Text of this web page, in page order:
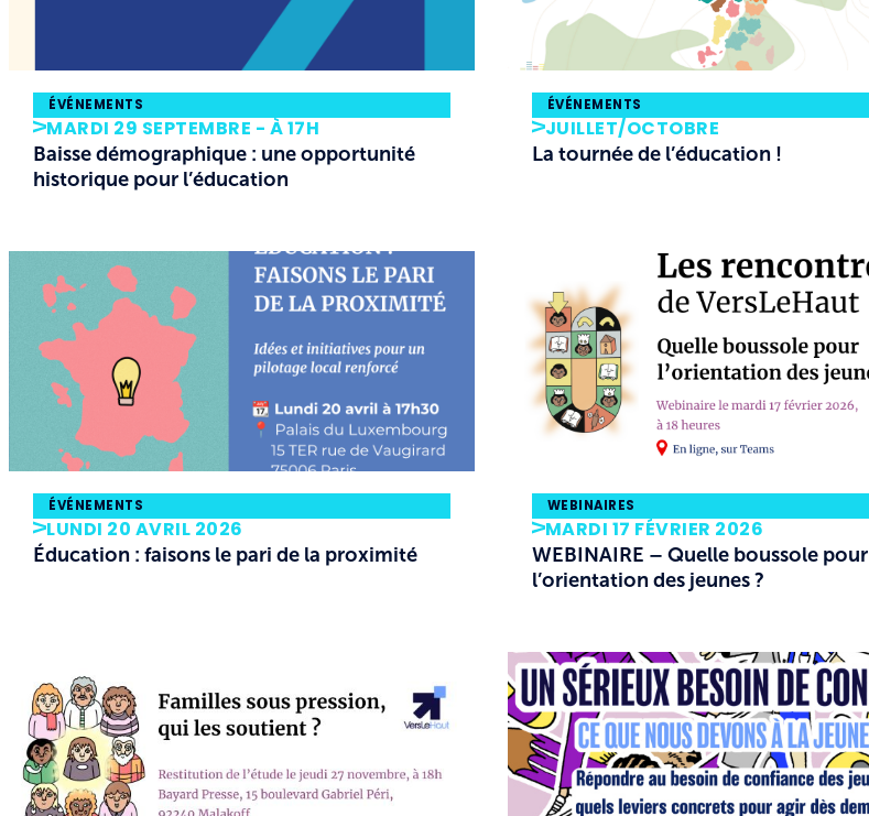
ÉVÉNEMENTS
MARDI 29 SEPTEMBRE - À 17H
Baisse démographique : une opportunité
historique pour l’éducation
ÉVÉNEMENTS
JUILLET/OCTOBRE
La tournée de l’éducation !
ÉVÉNEMENTS
LUNDI 20 AVRIL 2026
Éducation : faisons le pari de la proximité
WEBINAIRES
MARDI 17 FÉVRIER 2026
WEBINAIRE – Quelle boussole pour
l’orientation des jeunes ?